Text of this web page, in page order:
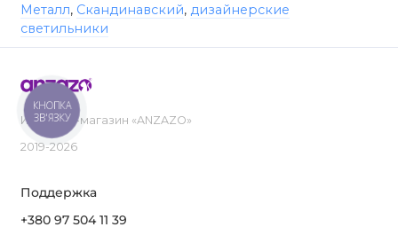
Металл, Скандинавский, дизайнерские
светильники
Интернет-магазин «ANZAZO»
2019-2026
Поддержка
+380 97 504 11 39
КНОПКА
ЗВ'ЯЗКУ